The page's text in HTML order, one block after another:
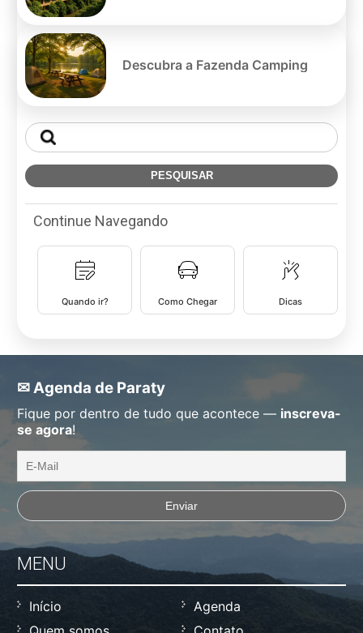
Descubra a Fazenda Camping
Continue Navegando
Quando ir? Como Chegar Dicas
✉ Agenda de Paraty
Fique por dentro de tudo que acontece — inscreva-
se agora!
MENU
Início
Agenda